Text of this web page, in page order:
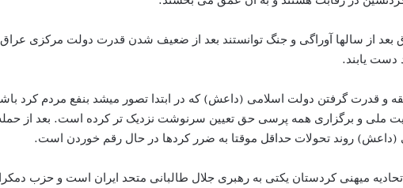
بعد از سالها آوراگی و جنگ توانستند بعد از ضعیف شدن قدرت دولت مرکزی
یابند.
و قدرت گرفتن دولت اسلامی (داعش) که در ابتدا تصور میشد بنفع مردم کرد
ملی و برگزاری همه پرسی حق تعیین سرنوشت نزدیک تر کرده است. بعد از
روند تحولات حداقل موقتا به ضرر کردها در حال رقم خوردن است.
میهنی کردستان یکتی به رهبری جلال طالبانی متحد ایران است و حزب